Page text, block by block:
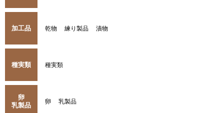
加工品 乾物 練り製品 漬物
種実類 種実類
卵
乳製品
卵 乳製品